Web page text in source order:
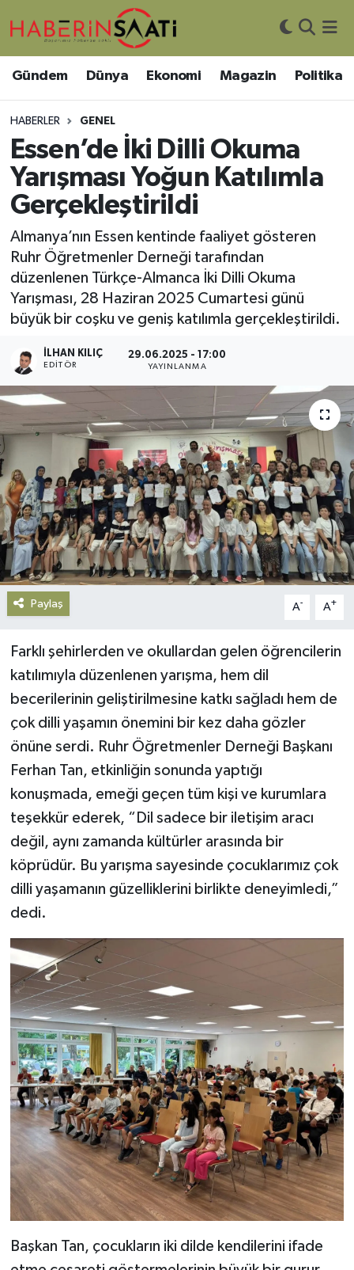
Gündem Dünya Ekonomi Magazin Politika
HABERLER GENEL
Essen’de İki Dilli Okuma
Yarışması Yoğun Katılımla
Gerçekleştirildi
Almanya’nın Essen kentinde faaliyet gösteren
Ruhr Öğretmenler Derneği tarafından
düzenlenen Türkçe-Almanca İki Dilli Okuma
Yarışması, 28 Haziran 2025 Cumartesi günü
büyük bir coşku ve geniş katılımla gerçekleştirildi.
İLHAN KILIÇ
EDITÖR
29.06.2025 - 17:00
YAYINLANMA
Paylaş A- A+
Farklı şehirlerden ve okullardan gelen öğrencilerin
katılımıyla düzenlenen yarışma, hem dil
becerilerinin geliştirilmesine katkı sağladı hem de
çok dilli yaşamın önemini bir kez daha gözler
önüne serdi. Ruhr Öğretmenler Derneği Başkanı
Ferhan Tan, etkinliğin sonunda yaptığı
konuşmada, emeği geçen tüm kişi ve kurumlara
teşekkür ederek, “Dil sadece bir iletişim aracı
değil, aynı zamanda kültürler arasında bir
köprüdür. Bu yarışma sayesinde çocuklarımız çok
dilli yaşamanın güzelliklerini birlikte deneyimledi,”
dedi.
Başkan Tan, çocukların iki dilde kendilerini ifade
Asayiş
Bilim ve Teknoloji
Çevre
DIŞ HABER
Dünya
Eğitim
Ekonomi
Gündem
Haberde İnsan
Kültür-Sanat
Magazin
Podcast
Politika
Spor
Yerel
Nöbetçi Eczaneler
Hava Durumu
Trafik Durumu
Süper Lig Puan Durumu ve Fikstür
Tüm Manşetler
Son Dakika Haberleri
Haber Arşivi